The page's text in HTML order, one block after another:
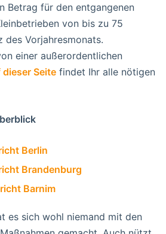
Betrag für den entgangenen
von bis zu 75
des Vorjahresmonats.
einer außerordentlichen
dieser Seite findet Ihr alle nötigen
Berlin
Brandenburg
Barnim
es sich wohl niemand mit den